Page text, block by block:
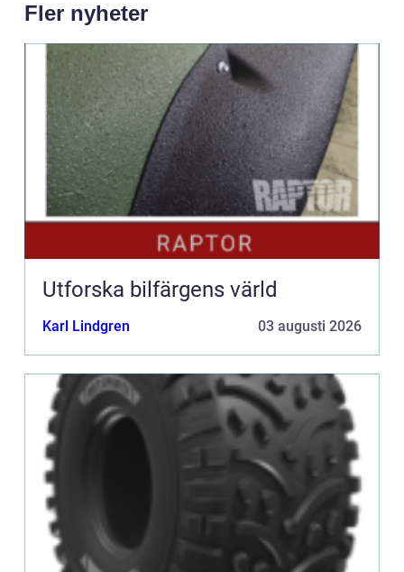
Fler nyheter
Utforska bilfärgens värld
Karl Lindgren 03 augusti 2026